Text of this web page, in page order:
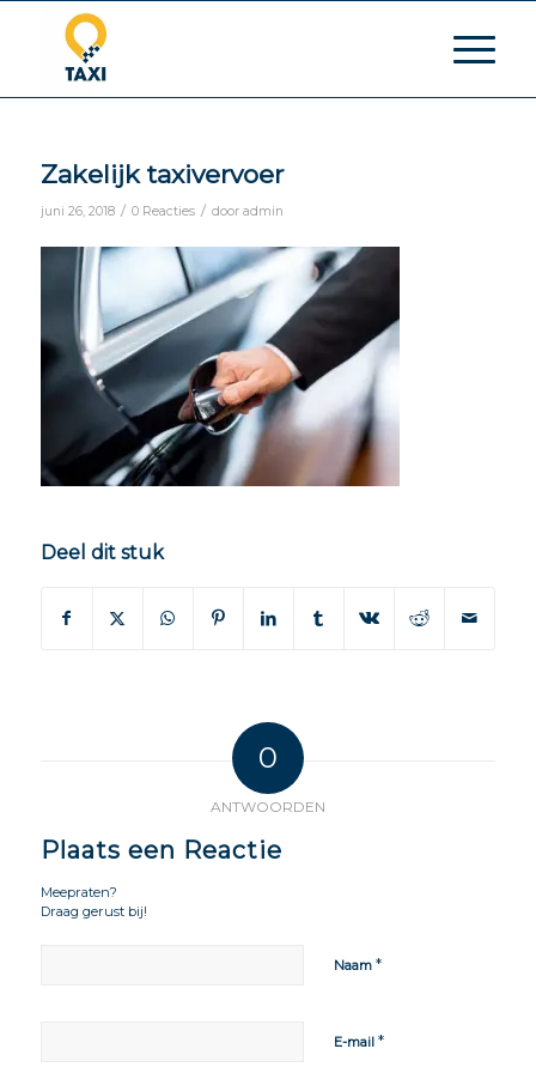
Zakelijk taxivervoer
juni 26, 2018 / 0 Reacties / door admin
Deel dit stuk
0
ANTWOORDEN
Plaats een Reactie
Meepraten?
Draag gerust bij!
Naam *
E-mail *